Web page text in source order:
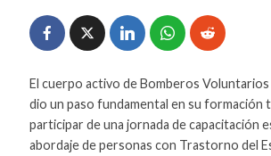
El cuerpo activo de Bomberos Voluntarios
dio un paso fundamental en su formación
participar de una jornada de capacitación
abordaje de personas con Trastorno del